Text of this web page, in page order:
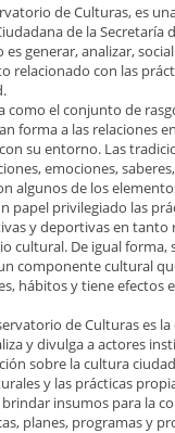
de Culturas, es
de la Secretaría
generar, analizar,
relacionado con las
como el conjunto de
forma a las relaciones
su entorno. Las
emociones,
algunos de los
papel privilegiado las
y deportivas en tanto
cultural. De igual forma,
componente cultural
hábitos y tiene efectos
de Culturas es
y divulga a actores
sobre la cultura
y las prácticas
insumos para la
planes, programas y